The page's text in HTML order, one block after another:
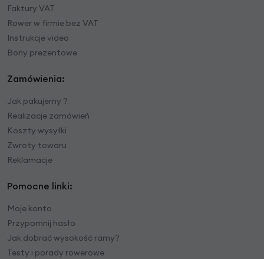
Faktury VAT
Rower w firmie bez VAT
Instrukcje video
Bony prezentowe
Zamówienia:
Jak pakujemy ?
Realizacje zamówień
Koszty wysyłki
Zwroty towaru
Reklamacje
Pomocne linki:
Moje konto
Przypomnij hasło
Jak dobrać wysokość ramy?
Testy i porady rowerowe